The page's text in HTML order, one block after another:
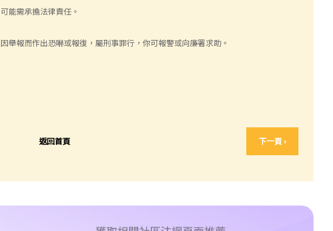
能需承擔法律責任。
舉報而作出恐嚇或報復，屬刑事罪行，你可報警或向廉署求助。
返回首頁 下一頁 ›